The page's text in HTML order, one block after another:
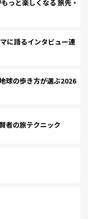
っと楽しくなる 旅先・
に語るインタビュー連
球の歩き方が選ぶ2026
者の旅テクニック